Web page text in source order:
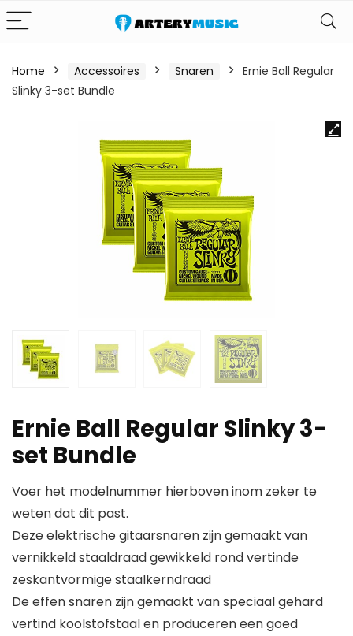
Home Accessoires Snaren
Ernie Ball Regular
Slinky 3-set Bundle
Ernie Ball Regular Slinky 3-
set Bundle
Voer het modelnummer hierboven inom zeker te
weten dat dit past.
Deze elektrische gitaarsnaren zijn gemaakt van
vernikkeld staaldraad gewikkeld rond vertinde
zeskantvormige staalkerndraad
De effen snaren zijn gemaakt van speciaal gehard
vertind koolstofstaal en produceren een goed